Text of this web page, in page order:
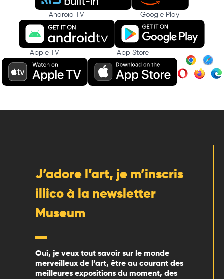
Android TV Google Play
Apple TV App Store
J’adore l’art, je m’inscris
illico à la newsletter
Museum
Oui, je veux tout savoir sur le monde
merveilleux de l’art, être au courant des
meilleures expositions du moment, des